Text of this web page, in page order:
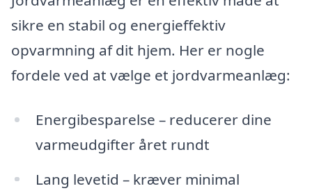
sikre en stabil og energieffektiv
opvarmning af dit hjem. Her er nogle
fordele ved at vælge et jordvarmeanlæg:
Energibesparelse – reducerer dine
varmeudgifter året rundt
Lang levetid – kræver minimal